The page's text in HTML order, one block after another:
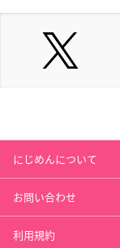
にじめんについて
お問い合わせ
利用規約